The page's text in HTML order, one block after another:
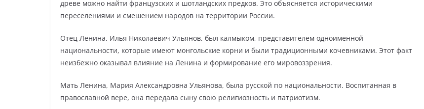
древе можно найти французских и шотландских предков. Это объясняется историческими
переселениями и смешением народов на территории России.
Отец Ленина, Илья Николаевич Ульянов, был калмыком, представителем одноименной
национальности, которые имеют монгольские корни и были традиционными кочевниками. Этот факт
неизбежно оказывал влияние на Ленина и формирование его мировоззрения.
Мать Ленина, Мария Александровна Ульянова, была русской по национальности. Воспитанная в
православной вере, она передала сыну свою религиозность и патриотизм.